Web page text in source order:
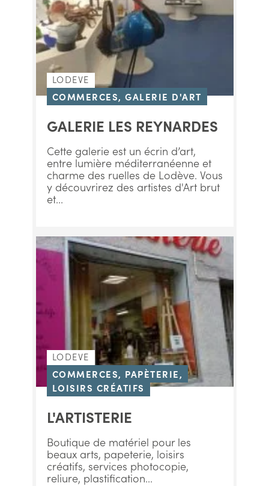
LODEVE
COMMERCES, GALERIE D'ART
GALERIE LES REYNARDES
Cette galerie est un écrin d’art,
entre lumière méditerranéenne et
charme des ruelles de Lodève. Vous
y découvrirez des artistes d'Art brut
et...
LODEVE
COMMERCES, PAPÈTERIE,
LOISIRS CRÉATIFS
L'ARTISTERIE
Boutique de matériel pour les
beaux arts, papeterie, loisirs
créatifs, services photocopie,
reliure, plastification...